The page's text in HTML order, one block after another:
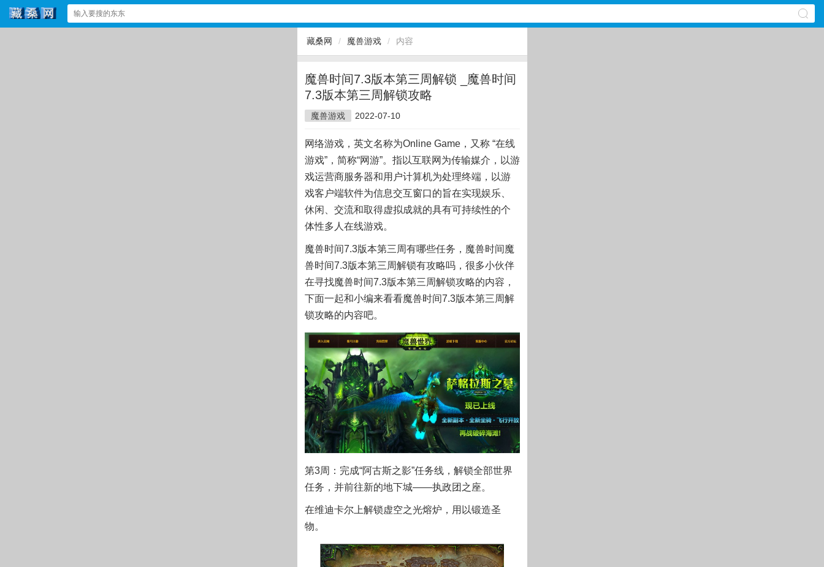
藏桑网 / 魔兽游戏 / 内容
魔兽时间7.3版本第三周解锁 _魔兽时间
7.3版本第三周解锁攻略
魔兽游戏 2022-07-10
网络游戏，英文名称为Online Game，又称 “在线
游戏”，简称“网游”。指以互联网为传输媒介，以游
戏运营商服务器和用户计算机为处理终端，以游
戏客户端软件为信息交互窗口的旨在实现娱乐、
休闲、交流和取得虚拟成就的具有可持续性的个
体性多人在线游戏。
魔兽时间7.3版本第三周有哪些任务，魔兽时间魔
兽时间7.3版本第三周解锁有攻略吗，很多小伙伴
在寻找魔兽时间7.3版本第三周解锁攻略的内容，
下面一起和小编来看看魔兽时间7.3版本第三周解
锁攻略的内容吧。
第3周：完成“阿古斯之影”任务线，解锁全部世界
任务，并前往新的地下城——执政团之座。
在维迪卡尔上解锁虚空之光熔炉，用以锻造圣
物。